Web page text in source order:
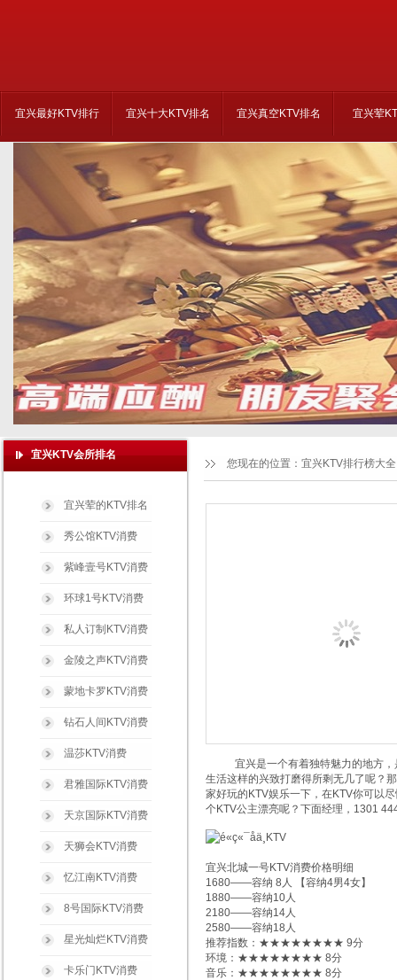
宜兴最好KTV排行 宜兴十大KTV排名 宜兴真空KTV排名 宜兴荤
您现在的位置： 宜兴KTV排行榜大全
宜兴是一个有着独特魅力的地方，是
生活这样的兴致打磨得所剩无几了呢？
家好玩的KTV娱乐一下，在KTV你可以
个KTV公主漂亮呢？下面经理，1301
宜兴北城一号KTV消费价格明细
1680——容纳 8人 【容纳4男4女】
1880——容纳10人
2180——容纳14人
2580——容纳18人
推荐指数：★★★★★★★★ 9分
环境：★★★★★★★★ 8分
音乐：★★★★★★★★ 8分
宜兴KTV会所排名
宜兴荤的KTV排名
秀公馆KTV消费
紫峰壹号KTV消费
环球1号KTV消费
私人订制KTV消费
金陵之声KTV消费
蒙地卡罗KTV消费
钻石人间KTV消费
温莎KTV消费
君雅国际KTV消费
天京国际KTV消费
天狮会KTV消费
忆江南KTV消费
8号国际KTV消费
星光灿烂KTV消费
卡乐门KTV消费